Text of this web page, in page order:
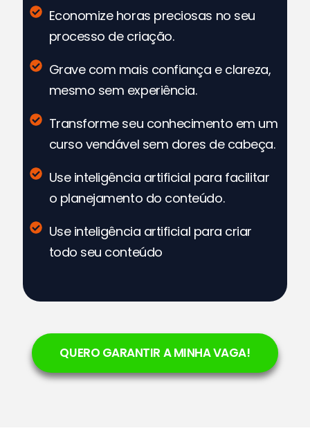
Economize horas preciosas no seu
processo de criação.​
Grave com mais confiança e clareza,
mesmo sem experiência.
Transforme seu conhecimento em um
curso vendável sem dores de cabeça.
Use inteligência artificial para facilitar
o planejamento do conteúdo.
Use inteligência artificial para criar
todo seu conteúdo
QUERO GARANTIR A MINHA VAGA!